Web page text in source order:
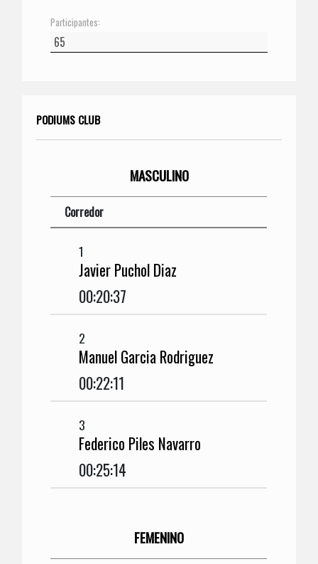
Participantes:
PODIUMS CLUB
MASCULINO
Corredor
1
Javier Puchol Diaz
00:20:37
2
Manuel Garcia Rodriguez
00:22:11
3
Federico Piles Navarro
00:25:14
FEMENINO